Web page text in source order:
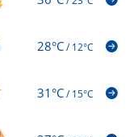
28°C/12°C
31°C/15°C